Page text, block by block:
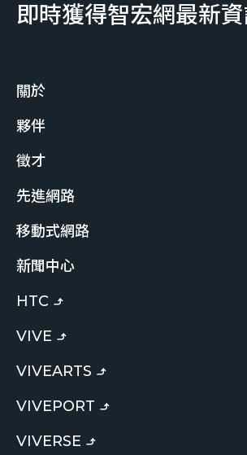
即時獲得智宏網最新
關於
夥伴
徵才
先進網路
移動式網路
新聞中心
HTC
VIVE
VIVEARTS
VIVEPORT
VIVERSE